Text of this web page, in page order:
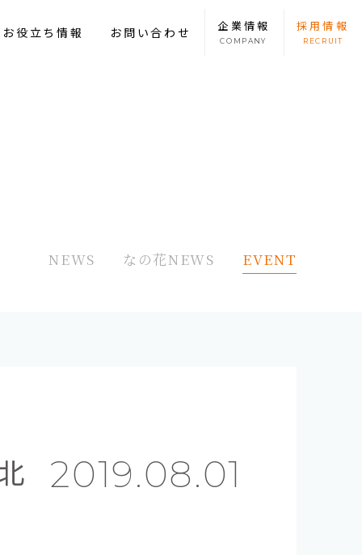
役立ち情報 お問い合わせ 企業情報
COMPANY
採用情報
RECRUIT
NEWS なの花NEWS EVENT
2019.08.01